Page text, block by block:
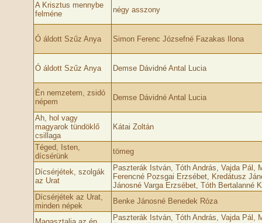
A Krisztus mennybe
felméne
négy asszony
Ó áldott Szűz Anya Simon Ferenc Józsefné Fazakas Ilona
Ó áldott Szűz Anya Demse Dávidné Antal Lucia
Én nemzetem, zsidó
népem
Demse Dávidné Antal Lucia
Ah, hol vagy
magyarok tündöklő
csillaga
Kátai Zoltán
Téged, Isten,
dícsérünk
tömeg
Dícsérjétek, szolgák
az Urat
Paszterák István, Tóth András, Vajda Pál,
Ferencné Pozsgai Erzsébet, Kredátusz
Jánosné Varga Erzsébet, Tóth Bertalanné
Dícsérjétek az Urat,
minden népek
Benke Jánosné Benedek Róza
Paszterák István, Tóth András, Vajda Pál,